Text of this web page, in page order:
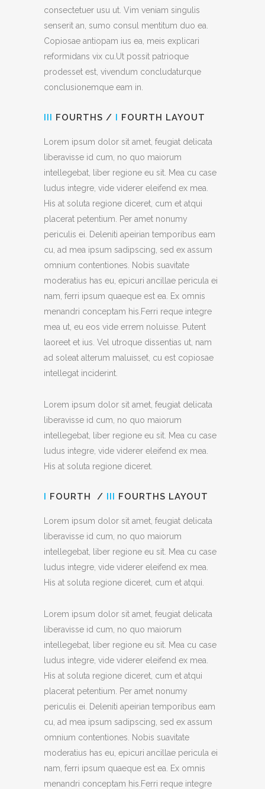
consectetuer usu ut. Vim veniam singulis
senserit an, sumo consul mentitum duo ea.
Copiosae antiopam ius ea, meis explicari
reformidans vix cu.Ut possit patrioque
prodesset est, vivendum concludaturque
conclusionemque eam in.
III FOURTHS / I FOURTH LAYOUT
Lorem ipsum dolor sit amet, feugiat delicata
liberavisse id cum, no quo maiorum
intellegebat, liber regione eu sit. Mea cu case
ludus integre, vide viderer eleifend ex mea.
His at soluta regione diceret, cum et atqui
placerat petentium. Per amet nonumy
periculis ei. Deleniti apeirian temporibus eam
cu, ad mea ipsum sadipscing, sed ex assum
omnium contentiones. Nobis suavitate
moderatius has eu, epicuri ancillae pericula ei
nam, ferri ipsum quaeque est ea. Ex omnis
menandri conceptam his.Ferri reque integre
mea ut, eu eos vide errem noluisse. Putent
laoreet et ius. Vel utroque dissentias ut, nam
ad soleat alterum maluisset, cu est copiosae
intellegat inciderint.
Lorem ipsum dolor sit amet, feugiat delicata
liberavisse id cum, no quo maiorum
intellegebat, liber regione eu sit. Mea cu case
ludus integre, vide viderer eleifend ex mea.
His at soluta regione diceret.
I FOURTH / III FOURTHS LAYOUT
Lorem ipsum dolor sit amet, feugiat delicata
liberavisse id cum, no quo maiorum
intellegebat, liber regione eu sit. Mea cu case
ludus integre, vide viderer eleifend ex mea.
His at soluta regione diceret, cum et atqui.
Lorem ipsum dolor sit amet, feugiat delicata
liberavisse id cum, no quo maiorum
intellegebat, liber regione eu sit. Mea cu case
ludus integre, vide viderer eleifend ex mea.
His at soluta regione diceret, cum et atqui
placerat petentium. Per amet nonumy
periculis ei. Deleniti apeirian temporibus eam
cu, ad mea ipsum sadipscing, sed ex assum
omnium contentiones. Nobis suavitate
moderatius has eu, epicuri ancillae pericula ei
nam, ferri ipsum quaeque est ea. Ex omnis
menandri conceptam his.Ferri reque integre